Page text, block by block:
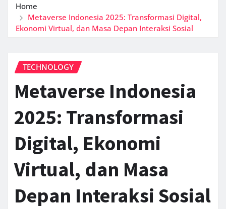
Home
Metaverse Indonesia 2025: Transformasi Digital,
Ekonomi Virtual, dan Masa Depan Interaksi Sosial
TECHNOLOGY
Metaverse Indonesia
2025: Transformasi
Digital, Ekonomi
Virtual, dan Masa
Depan Interaksi Sosial